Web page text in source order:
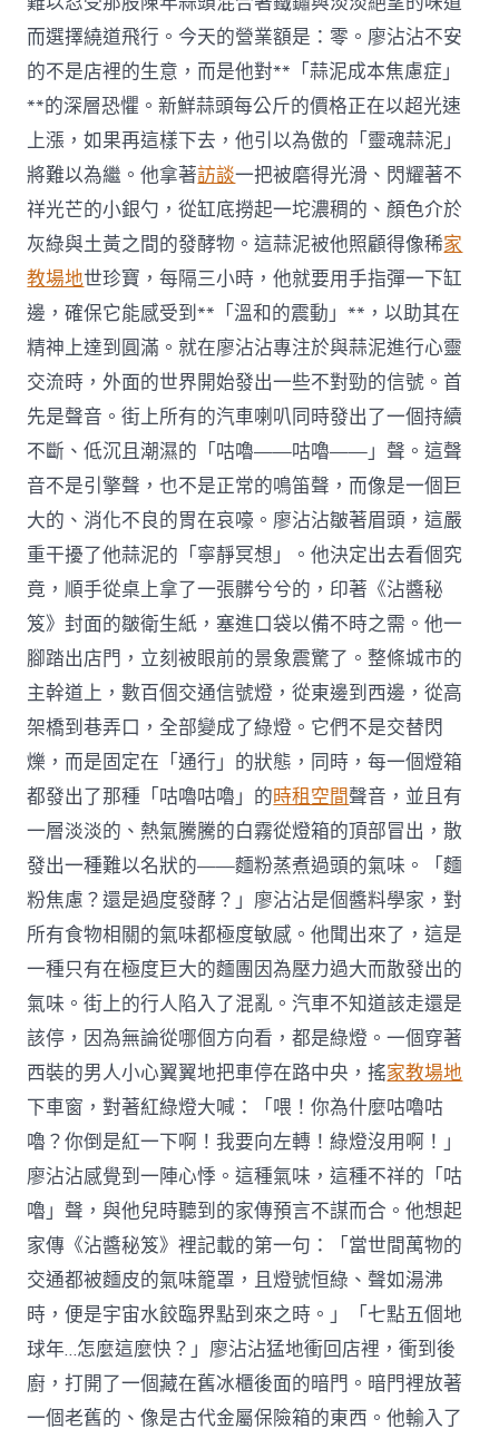
而選擇繞道飛行。今天的營業額是：零。廖沾沾不安
的不是店裡的生意，而是他對**「蒜泥成本焦慮症」
**的深層恐懼。新鮮蒜頭每公斤的價格正在以超光速
上漲，如果再這樣下去，他引以為傲的「靈魂蒜泥」
將難以為繼。他拿著訪談一把被磨得光滑、閃耀著不
祥光芒的小銀勺，從缸底撈起一坨濃稠的、顏色介於
灰綠與土黃之間的發酵物。這蒜泥被他照顧得像稀家
教場地世珍寶，每隔三小時，他就要用手指彈一下缸
邊，確保它能感受到**「溫和的震動」**，以助其在
精神上達到圓滿。就在廖沾沾專注於與蒜泥進行心靈
交流時，外面的世界開始發出一些不對勁的信號。首
先是聲音。街上所有的汽車喇叭同時發出了一個持續
不斷、低沉且潮濕的「咕嚕——咕嚕——」聲。這聲
音不是引擎聲，也不是正常的鳴笛聲，而像是一個巨
大的、消化不良的胃在哀嚎。廖沾沾皺著眉頭，這嚴
重干擾了他蒜泥的「寧靜冥想」。他決定出去看個究
竟，順手從桌上拿了一張髒兮兮的，印著《沾醬秘
笈》封面的皺衛生紙，塞進口袋以備不時之需。他一
腳踏出店門，立刻被眼前的景象震驚了。整條城市的
主幹道上，數百個交通信號燈，從東邊到西邊，從高
架橋到巷弄口，全部變成了綠燈。它們不是交替閃
爍，而是固定在「通行」的狀態，同時，每一個燈箱
都發出了那種「咕嚕咕嚕」的時租空間聲音，並且有
一層淡淡的、熱氣騰騰的白霧從燈箱的頂部冒出，散
發出一種難以名狀的——麵粉蒸煮過頭的氣味。「麵
粉焦慮？還是過度發酵？」廖沾沾是個醬料學家，對
所有食物相關的氣味都極度敏感。他聞出來了，這是
一種只有在極度巨大的麵團因為壓力過大而散發出的
氣味。街上的行人陷入了混亂。汽車不知道該走還是
該停，因為無論從哪個方向看，都是綠燈。一個穿著
西裝的男人小心翼翼地把車停在路中央，搖家教場地
下車窗，對著紅綠燈大喊：「喂！你為什麼咕嚕咕
嚕？你倒是紅一下啊！我要向左轉！綠燈沒用啊！」
廖沾沾感覺到一陣心悸。這種氣味，這種不祥的「咕
嚕」聲，與他兒時聽到的家傳預言不謀而合。他想起
家傳《沾醬秘笈》裡記載的第一句：「當世間萬物的
交通都被麵皮的氣味籠罩，且燈號恒綠、聲如湯沸
時，便是宇宙水餃臨界點到來之時。」「七點五個地
球年…怎麼這麼快？」廖沾沾猛地衝回店裡，衝到後
廚，打開了一個藏在舊冰櫃後面的暗門。暗門裡放著
一個老舊的、像是古代金屬保險箱的東西。他輸入了